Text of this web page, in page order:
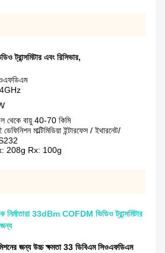
ট্রান্সমিটার এবং রিসিভার,
থেকে বায়ু 40-70 কিমি
ডেফিনিশন মাল্টিমিডিয়া ইন্টারফেস / ইথারনেট/
208g Rx: 100g
33dBm COFDM ভিডিও ট্রান্সমিটার
জন্য
জন্য উচ্চ ক্ষমতা 33 ডিবিএম সিওএফডিএম